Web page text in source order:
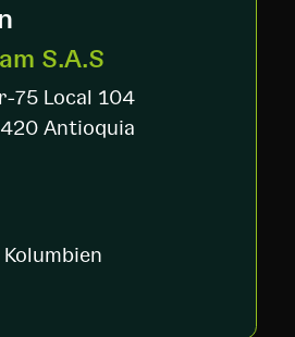
S.A.S
75 Local 104
Antioquia